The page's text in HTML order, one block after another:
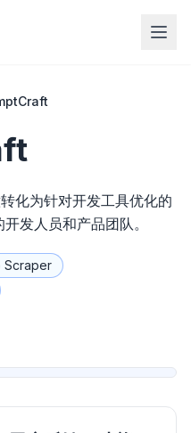
化为针对开发工具优化的
发人员和产品团队。
Scraper